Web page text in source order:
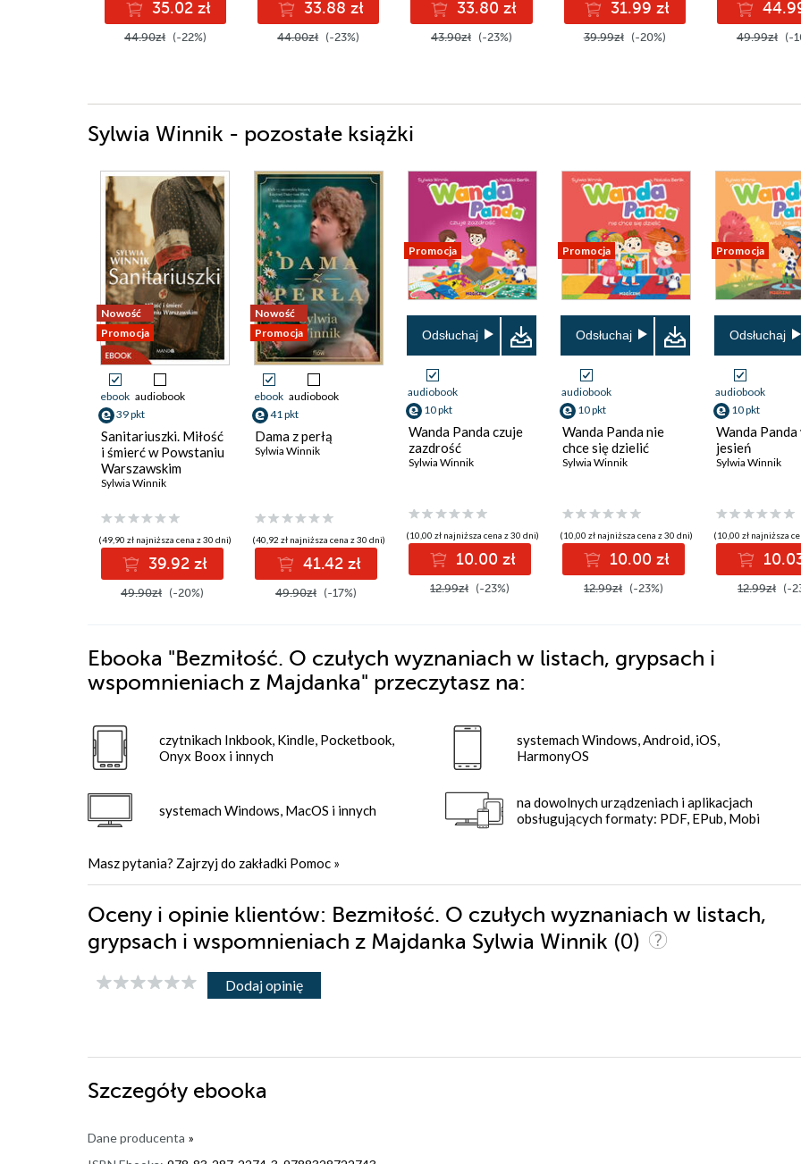
35.02 zł
44.90zł (-22%)
33.88 zł
44.00zł (-23%)
33.80 zł
43.90zł (-23%)
31.99 zł
39.99zł (-20%) 49.99zł (-
Sylwia Winnik - pozostałe książki
Nowość
Promocja
ebook audiobook
39 pkt
Sanitariuszki. Miłość
i śmierć w Powstaniu
Warszawskim
Sylwia Winnik
(49,90 zł najniższa cena z 30 dni)
39.92 zł
49.90zł (-20%)
Nowość
Promocja
ebook audiobook
41 pkt
Dama z perłą
Sylwia Winnik
(40,92 zł najniższa cena z 30 dni)
41.42 zł
49.90zł (-17%)
Promocja
Odsłuchaj
audiobook
10 pkt
Wanda Panda czuje
zazdrość
Sylwia Winnik
(10,00 zł najniższa cena z 30 dni)
10.00 zł
12.99zł (-23%)
Promocja
Odsłuchaj
audiobook
10 pkt
Wanda Panda nie
chce się dzielić
Sylwia Winnik
(10,00 zł najniższa cena z 30 dni)
10.00 zł
12.99zł (-23%)
Promocja
Odsłuchaj
audiobook
10 pkt
Wanda
jesień
Sylwia Winnik
(10,00 zł najniższa
12.99zł (-
Ebooka "Bezmiłość. O czułych wyznaniach w listach, grypsach i
wspomnieniach z Majdanka" przeczytasz na:
czytnikach Inkbook, Kindle, Pocketbook,
Onyx Boox i innych
systemach Windows, MacOS i innych
systemach Windows, Android, iOS,
HarmonyOS
na dowolnych urządzeniach i aplikacjach
obsługujących formaty: PDF, EPub, Mobi
Masz pytania? Zajrzyj do zakładki Pomoc »
Oceny i opinie klientów: Bezmiłość. O czułych wyznaniach w listach,
grypsach i wspomnieniach z Majdanka Sylwia Winnik (0)
Dodaj opinię
Szczegóły ebooka
Dane producenta »